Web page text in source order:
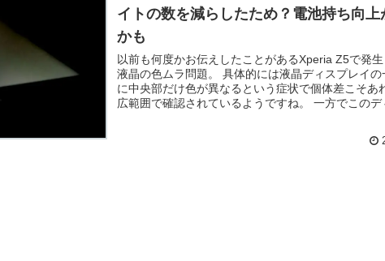
イトの数を減らしたため？電池持ち向上
かも
以前も何度かお伝えしたことがあるXperia Z5で発生
液晶の色ムラ問題。 具体的には液晶ディスプレイの
に中央部だけ色が異なるという症状で個体差こそあ
広範囲で確認されているようですね。 一方でこのデ